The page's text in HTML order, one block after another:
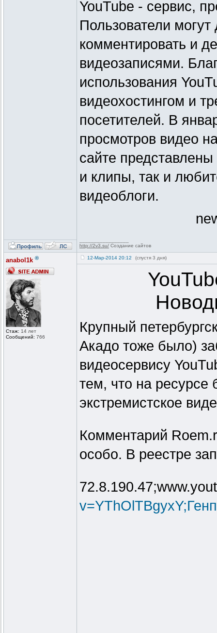
YouTube - сервис,
Пользователи
комментировать и
видеозаписями.
использования
видеохостингом и
посетителей. В
просмотров видео
сайте
и клипы, так и
видеоблоги.
http://2v3.su/ Создание сайтов
anabol1k ®
Стаж: 14 лет
Сообщений: 766
12-Мар-2014 20:12 (спустя 3 дня)
Крупный
Акадо тоже было)
видеосервису
тем, что на
экстремистское
Комментарий
особо. В реестре